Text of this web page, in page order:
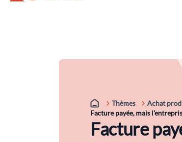
Thèmes Achat
Facture payée, mais
Facture